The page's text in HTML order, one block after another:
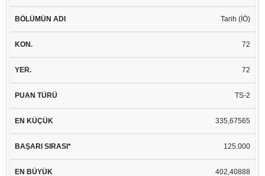
Tarih (İÖ)
72
72
TS-2
335,67565
125.000
402,40888